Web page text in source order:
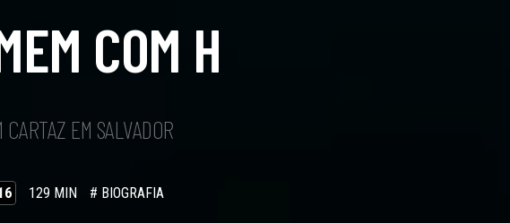
COM H
CARTAZ EM SALVADOR
129 MIN # BIOGRAFIA